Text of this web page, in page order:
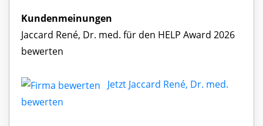
Kundenmeinungen
Jaccard René, Dr. med. für den HELP Award 2026
bewerten
Jetzt Jaccard René, Dr. med.
bewerten